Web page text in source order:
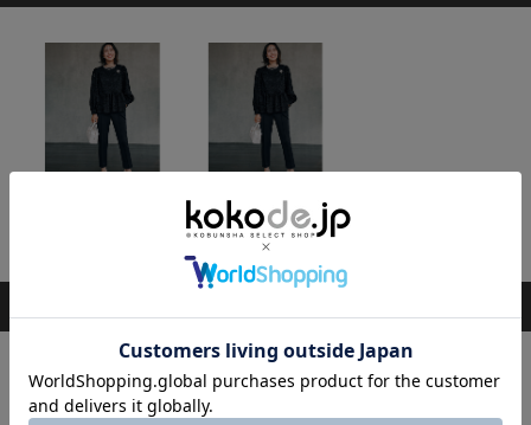
[THREE SQUARE]美脚ストレッチパンツ
17,600円